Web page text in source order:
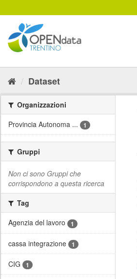
Dataset
Organizzazioni
Provincia Autonoma ...
1
Gruppi
Non ci sono Gruppi che
corrispondono a questa ricerca
Tag
Agenzia del lavoro
1
cassa integrazione 1
CIG 1